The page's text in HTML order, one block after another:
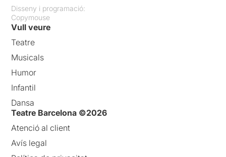
Disseny i programació:
Copymouse
Vull veure
Teatre
Musicals
Humor
Infantil
Dansa
Teatre Barcelona ©2026
Atenció al client
Avís legal